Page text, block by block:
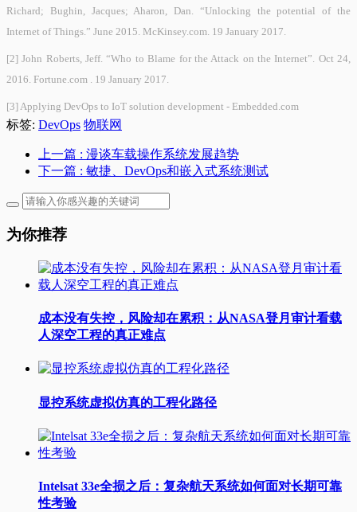
Richard; Bughin, Jacques; Aharon, Dan. “Unlocking the potential of the
Internet of Things.” June 2015. McKinsey.com. 19 January 2017.
[2] John Roberts, Jeff. “Who to Blame for the Attack on the Internet”. Oct 24,
2016. Fortune.com . 19 January 2017.
[3] Applying DevOps to IoT solution development - Embedded.com
标签: DevOps 物联网
上一篇 : 漫谈车载操作系统发展趋势
下一篇 : 敏捷、DevOps和嵌入式系统测试
为你推荐
成本没有失控，风险却在累积：从NASA登月审计看载
人深空工程的真正难点
显控系统虚拟仿真的工程化路径
Intelsat 33e全损之后：复杂航天系统如何面对长期可靠
性考验